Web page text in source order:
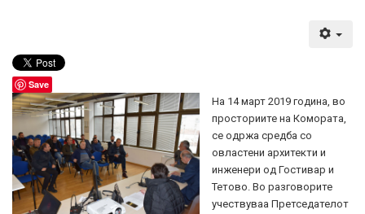
Save
На 14 март 2019 година, во
просториите на Комората,
се одржа средба со
овластени архитекти и
инженери од Гостивар и
Тетово. Во разговорите
учествуваа Претседателот